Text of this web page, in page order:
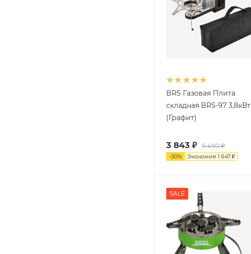
BRS Газовая Плита
складная BRS-97 3,8кВт
(Графит)
3 843 ₽ 5 490₽
-30% Экономия 1 647 ₽
SALE